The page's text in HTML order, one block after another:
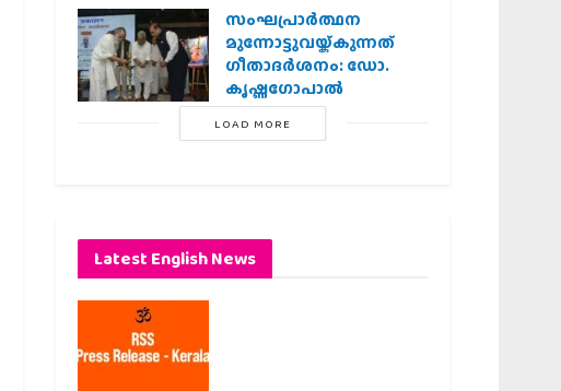
സംഘപ്രാര്‍ത്ഥന
മുന്നോട്ടുവയ്ക്കുന്നത്
ഗീതാദര്‍ശനം: ഡോ.
കൃഷ്ണഗോപാല്‍
LOAD MORE
Latest English News